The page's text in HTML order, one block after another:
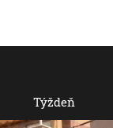
Týždeň